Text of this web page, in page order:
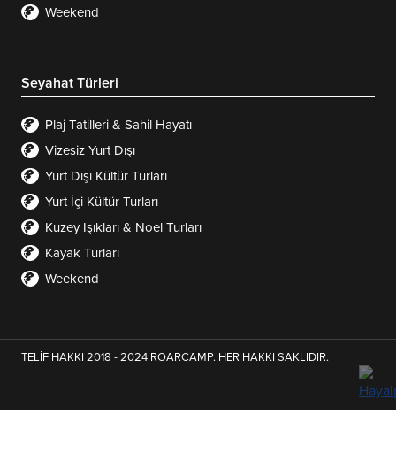
Weekend
Seyahat Türleri
Plaj Tatilleri & Sahil Hayatı
Vizesiz Yurt Dışı
Yurt Dışı Kültür Turları
Yurt İçi Kültür Turları
Kuzey Işıkları & Noel Turları
Kayak Turları
Weekend
TELİF HAKKI 2018 - 2024 ROARCAMP. HER HAKKI SAKLIDIR.